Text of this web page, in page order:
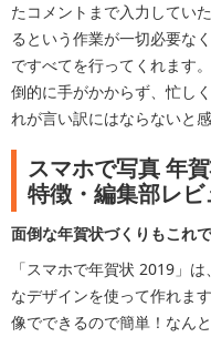
たコメントまで入力してい
るという作業が一切必要な
ですべてを行ってくれます
倒的に手がかからず、忙し
れが言い訳にはならないと
スマホで写真 年
特徴・編集部レビ
面倒な年賀状づくりもこれ
「スマホで年賀状 2019」
なデザインを使って作れま
像でできるので簡単！なん